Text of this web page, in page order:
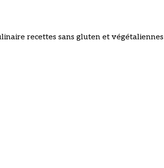
recettes sans gluten et végétaliennes